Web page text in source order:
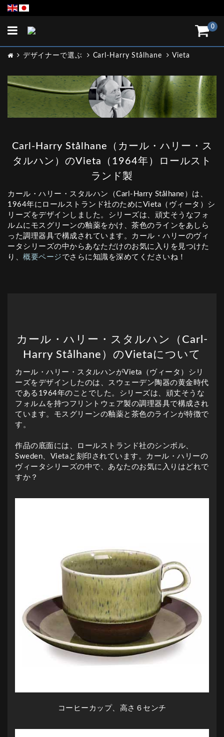
0
Toggle
デザイナーで選ぶ Carl-Harry Stålhane Vieta
Carl-Harry Stålhane（カール・ハリー・ス
タルハン）のVieta（1964年）ロールスト
ランド製
カール・ハリー・スタルハン（Carl-Harry Stålhane）は、
1964年にロールストランド社のためにVieta（ヴィータ）シ
リーズをデザインしました。シリーズは、頑丈そうなフォ
ルムにモスグリーンの釉薬をかけ、茶色のラインをあしら
った調理器具で構成されています。カール・ハリーのヴィ
ータシリーズの中からあなただけのお気に入りを見つけた
り、 概要ページ でさらに知識を深めてくださいね！
カール・ハリー・スタルハン（Carl-
Harry Stålhane）のVietaについて
カール・ハリー・スタルハンがVieta（ヴィータ）シリ
ーズをデザインしたのは、スウェーデン陶器の黄金時代
である1964年のことでした。シリーズは、頑丈そうな
フォルムを持つフリントウェア製の調理器具で構成され
ています。モスグリーンの釉薬と茶色のラインが特徴で
す。
作品の底面には、ロールストランド社のシンボル、
Sweden、Vietaと刻印されています。カール・ハリーの
ヴィータシリーズの中で、あなたのお気に入りはどれで
すか？
コーヒーカップ、高さ６センチ